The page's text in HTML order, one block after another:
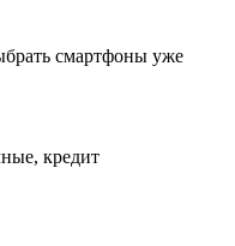
смартфоны уже
кредит